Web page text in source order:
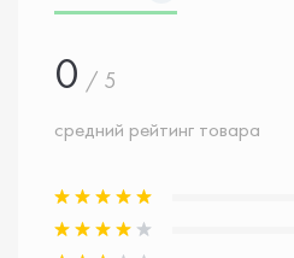
0 / 5
средний рейтинг товара